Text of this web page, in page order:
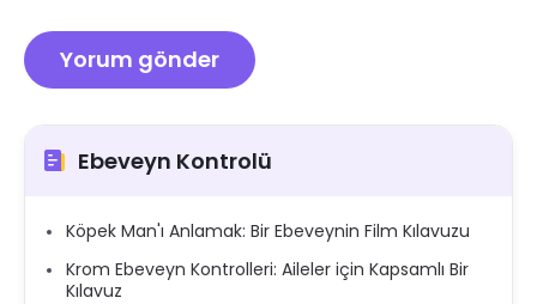
Ebeveyn Kontrolü
Köpek Man'ı Anlamak: Bir Ebeveynin Film Kılavuzu
Krom Ebeveyn Kontrolleri: Aileler için Kapsamlı Bir
Kılavuz